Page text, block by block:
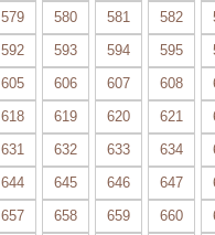
579 580 581 582
592 593 594 595
605 606 607 608
618 619 620 621
631 632 633 634
644 645 646 647
657 658 659 660